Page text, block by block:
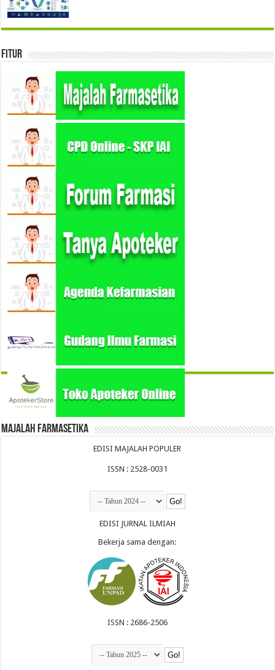
Fitur
Majalah Farmasetika
EDISI MAJALAH POPULER
ISSN : 2528-0031
EDISI JURNAL ILMIAH
Bekerja sama dengan:
ISSN : 2686-2506